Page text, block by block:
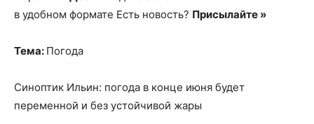
в удобном формате Есть новость? Присылайте »
Тема: Погода
Синоптик Ильин: погода в конце июня будет
переменной и без устойчивой жары